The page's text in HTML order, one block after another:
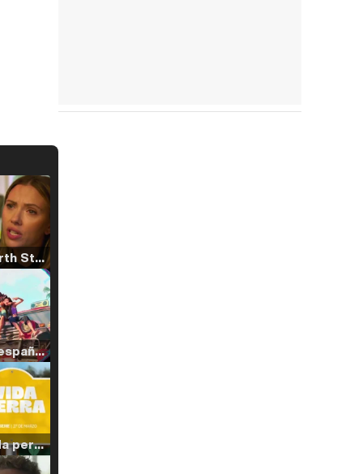
Tráiler 'North Star' (2023)
Tráiler en español de 'La isla olvidada'
Tráiler 'Vida perra' (2026)